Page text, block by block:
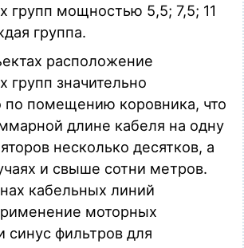
групп мощностью 5,5; 7,5; 11
группа.
расположение
групп значительно
по помещению коровника, что
длине кабеля на одну
несколько десятков, а
и свыше сотни метров.
кабельных линий
моторных
синус фильтров для